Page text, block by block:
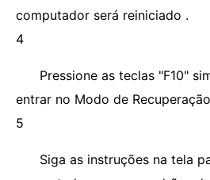
computador será reiniciado .
4
Pressione as teclas "F10"
entrar no Modo de
5
Siga as instruções na tela